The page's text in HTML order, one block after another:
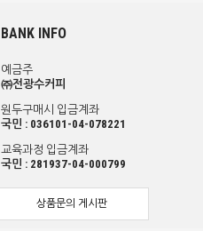
BANK INFO
예금주
㈜전광수커피
원두구매시 입금계좌
국민 : 036101-04-078221
교육과정 입금계좌
국민 : 281937-04-000799
상품문의 게시판